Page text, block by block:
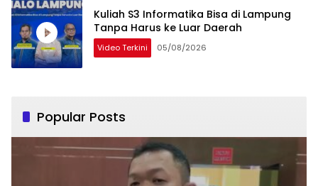
Kuliah S3 Informatika Bisa di Lampung
Tanpa Harus ke Luar Daerah
Video Terkini 05/08/2026
Popular Posts